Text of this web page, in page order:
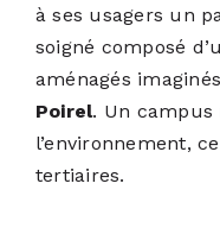
à ses usagers un
soigné composé
aménagés
Poirel. Un campus
l’environnement,
tertiaires.